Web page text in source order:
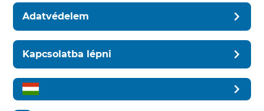
Adatvédelem
Kapcsolatba lépni